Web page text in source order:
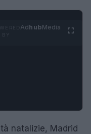
AdhubMedia
natalizie, Madrid